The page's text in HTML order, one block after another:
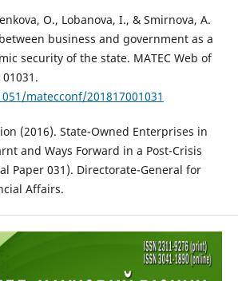
O., Lobanova, I., & Smirnova, A.
business and government as a
security of the state. MATEC Web of
matecconf/201817001031
(2016). State-Owned Enterprises in
and Ways Forward in a Post-Crisis
Paper 031). Directorate-General for
Affairs.